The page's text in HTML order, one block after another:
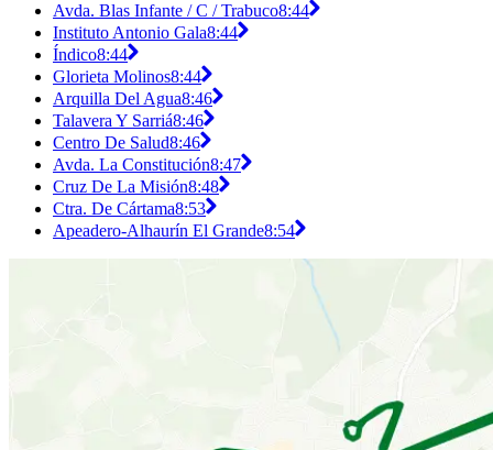
Avda. Blas Infante / C / Trabuco8:44
Instituto Antonio Gala8:44
Índico8:44
Glorieta Molinos8:44
Arquilla Del Agua8:46
Talavera Y Sarriá8:46
Centro De Salud8:46
Avda. La Constitución8:47
Cruz De La Misión8:48
Ctra. De Cártama8:53
Apeadero-Alhaurín El Grande8:54